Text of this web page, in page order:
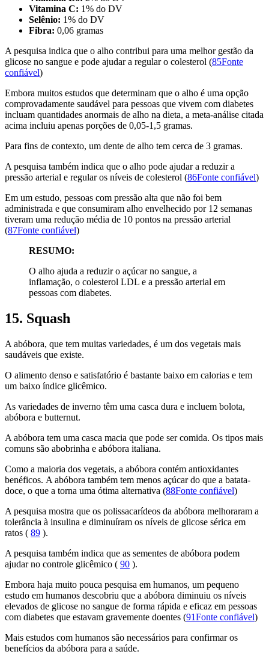
Vitamina C: 1% do DV
Selênio: 1% do DV
Fibra: 0,06 gramas
A pesquisa indica que o alho contribui para uma melhor gestão da
glicose no sangue e pode ajudar a regular o colesterol (85Fonte
confiável)
Embora muitos estudos que determinam que o alho é uma opção
comprovadamente saudável para pessoas que vivem com diabetes
incluam quantidades anormais de alho na dieta, a meta-análise citada
acima incluiu apenas porções de 0,05-1,5 gramas.
Para fins de contexto, um dente de alho tem cerca de 3 gramas.
A pesquisa também indica que o alho pode ajudar a reduzir a
pressão arterial e regular os níveis de colesterol (86Fonte confiável)
Em um estudo, pessoas com pressão alta que não foi bem
administrada e que consumiram alho envelhecido por 12 semanas
tiveram uma redução média de 10 pontos na pressão arterial
(87Fonte confiável)
RESUMO:
O alho ajuda a reduzir o açúcar no sangue, a
inflamação, o colesterol LDL e a pressão arterial em
pessoas com diabetes.
15. Squash
A abóbora, que tem muitas variedades, é um dos vegetais mais
saudáveis ​​que existe.
O alimento denso e satisfatório é bastante baixo em calorias e tem
um baixo índice glicêmico.
As variedades de inverno têm uma casca dura e incluem bolota,
abóbora e butternut.
A abóbora tem uma casca macia que pode ser comida. Os tipos mais
comuns são abobrinha e abóbora italiana.
Como a maioria dos vegetais, a abóbora contém antioxidantes
benéficos. A abóbora também tem menos açúcar do que a batata-
doce, o que a torna uma ótima alternativa (88Fonte confiável)
A pesquisa mostra que os polissacarídeos da abóbora melhoraram a
tolerância à insulina e diminuíram os níveis de glicose sérica em
ratos ( 89 ).
A pesquisa também indica que as sementes de abóbora podem
ajudar no controle glicêmico ( 90 ).
Embora haja muito pouca pesquisa em humanos, um pequeno
estudo em humanos descobriu que a abóbora diminuiu os níveis
elevados de glicose no sangue de forma rápida e eficaz em pessoas
com diabetes que estavam gravemente doentes (91Fonte confiável)
Mais estudos com humanos são necessários para confirmar os
benefícios da abóbora para a saúde.